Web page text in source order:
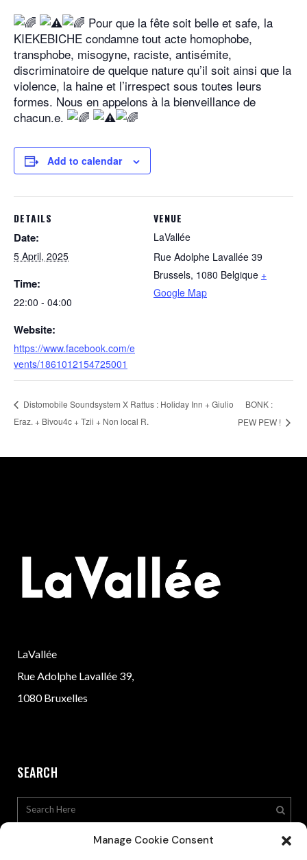
Manage Cookie Consent
Pour que la fête soit belle et safe, la
KIEKEBICHE condamne tout acte homophobe,
transphobe, misogyne, raciste, antisémite,
discriminatoire de quelque nature qu’il soit ainsi que la
violence, la haine et l’irrespect sous toutes leurs
formes. Nous en appelons à la bienveillance de
chacun.e.
Add to calendar
DETAILS
Date:
5 April, 2025
Time:
22:00 - 04:00
Website:
https://www.facebook.com/e
vents/1861012154725001
VENUE
LaVallée
Rue Adolphe Lavallée 39
Brussels, 1080 Belgique +
Google Map
Distomobile Soundsystem X Rattus : Holiday Inn + Giulio
Eraz. + Bivou4c + Tzii + Non local R.
BONK :
PEW PEW !
LaVallée
Rue Adolphe Lavallée 39,
1080 Bruxelles
SEARCH